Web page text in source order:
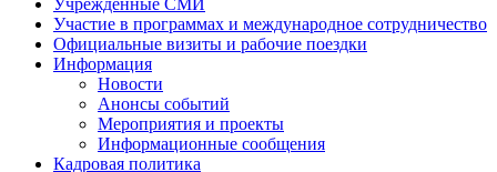
Учрежденные СМИ
Участие в программах и международное сотрудничество
Официальные визиты и рабочие поездки
Информация
Новости
Анонсы событий
Мероприятия и проекты
Информационные сообщения
Кадровая политика